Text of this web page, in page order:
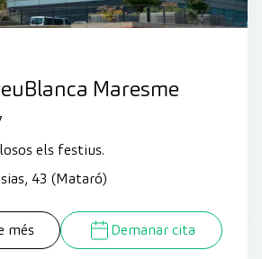
Maresme
els festius.
43 (Mataró)
més Demanar cita